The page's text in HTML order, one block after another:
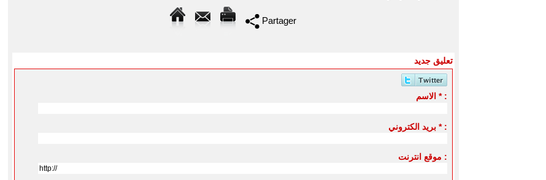
Partager
تعليق جديد
الاسم * :
بريد الكتروني * :
موقع انترنت :